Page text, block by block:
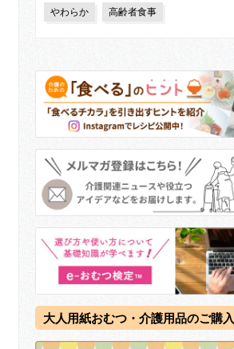
やわらか 高齢者食事
大人用紙おむつ・介護用品のご購入